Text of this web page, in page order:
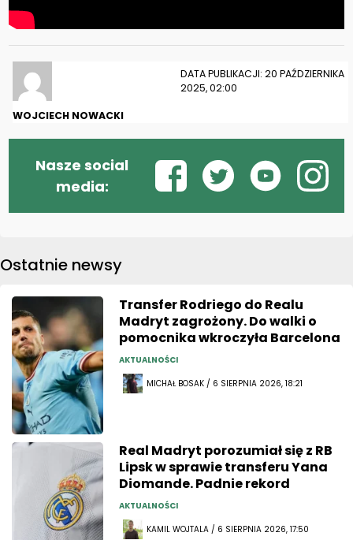
DATA PUBLIKACJI: 20 PAŹDZIERNIKA
2025, 02:00
WOJCIECH NOWACKI
Nasze social
media:
Ostatnie newsy
Transfer Rodriego do Realu
Madryt zagrożony. Do walki o
pomocnika wkroczyła Barcelona
AKTUALNOŚCI
MICHAŁ BOSAK / 6 SIERPNIA 2026, 18:21
Real Madryt porozumiał się z RB
Lipsk w sprawie transferu Yana
Diomande. Padnie rekord
AKTUALNOŚCI
KAMIL WOJTALA / 6 SIERPNIA 2026, 17:50